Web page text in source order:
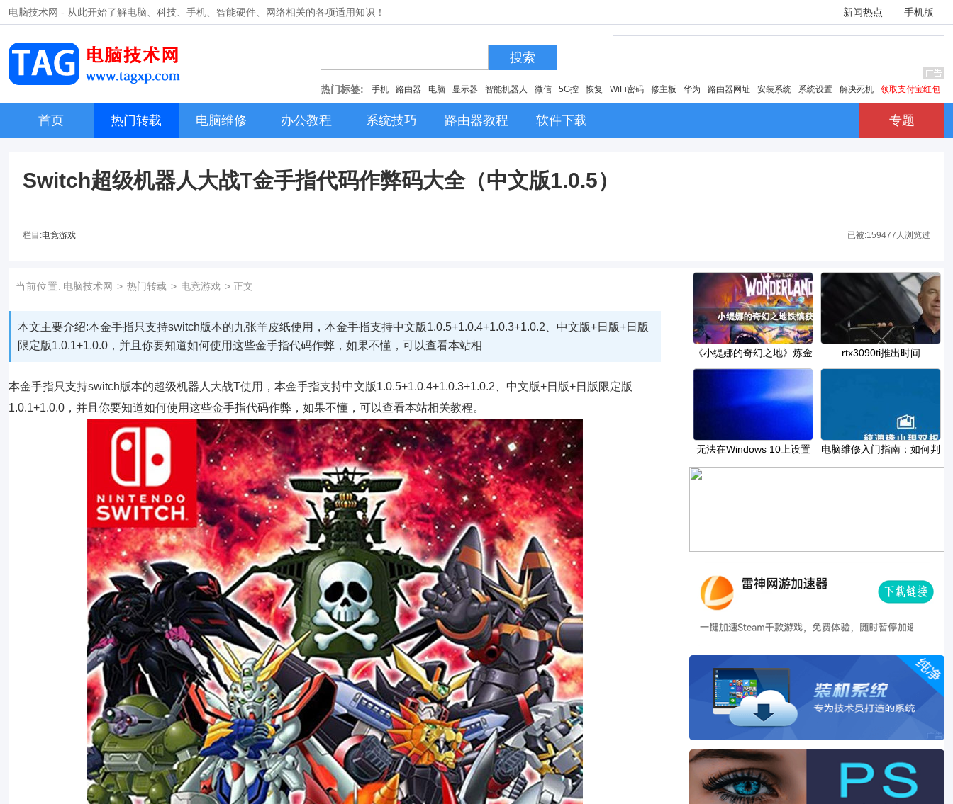
电脑技术网 - 从此开始了解电脑、科技、手机、智能硬件、网络相关的各项适用知识！ 新闻热点 手机版
搜索
热门标签: 手机 路由器 电脑 显示器 智能机器人 微信 5G控 恢复 WiFi密码 修主板 华为 路由器网址 安装系统 系统设置 解决死机 领取支付宝红包
首页 热门转载 电脑维修 办公教程 系统技巧 路由器教程 软件下载 专题
Switch超级机器人大战T金手指代码作弊码大全（中文版1.0.5）
栏目:电竞游戏 已被:159477人浏览过
当前位置: 电脑技术网 > 热门转载 > 电竞游戏 > 正文
本文主要介绍:本金手指只支持switch版本的九张羊皮纸使用，本金手指支持中文版1.0.5+1.0.4+1.0.3+1.0.2、中文版+日版+日版
限定版1.0.1+1.0.0，并且你要知道如何使用这些金手指代码作弊，如果不懂，可以查看本站相
本金手指只支持switch版本的超级机器人大战T使用，本金手指支持中文版1.0.5+1.0.4+1.0.3+1.0.2、中文版+日版+日版限定版
1.0.1+1.0.0，并且你要知道如何使用这些金手指代码作弊，如果不懂，可以查看本站相关教程。
《小缇娜的奇幻之地》炼金
术支线怎么做
rtx3090ti推出时间
无法在Windows 10上设置
移动热点错误的解决
电脑维修入门指南：如何判
断是硬件故障